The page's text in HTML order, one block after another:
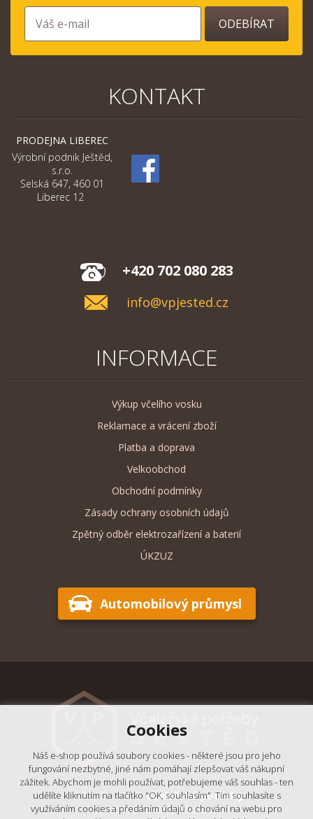
ODEBÍRAT
KONTAKT
PRODEJNA LIBEREC
Výrobní podnik Ještěd,
s.r.o.
Selská 647, 460 01
Liberec 12
+420 702 080 283
info@vpjested.cz
INFORMACE
Výkup včelího vosku
Reklamace a vrácení zboží
Platba a doprava
Velkoobchod
Obchodní podmínky
Zásady ochrany osobních údajů
Zpětný odběr elektrozařízení a baterií
ÚKZUZ
Automobilový průmysl
© 2018 - 2026, Včelařské potřeby
- Výrobní podnik Ještěd, s.r.o.
Cookies
Náš e-shop používá soubory cookies - některé jsou pro jeho
fungování nezbytné, jiné nám pomáhají zlepšovat váš nákupní
zážitek. Abychom je mohli používat, potřebujeme váš souhlas - ten
udělíte kliknutím na tlačítko "OK, souhlasím". Tím souhlasíte s
využíváním cookies a předáním údajů o chování na webu pro